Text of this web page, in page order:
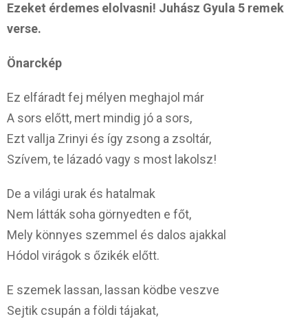
Ezeket érdemes elolvasni! Juhász Gyula 5 remek
verse.
Önarckép
Ez elfáradt fej mélyen meghajol már
A sors előtt, mert mindig jó a sors,
Ezt vallja Zrinyi és így zsong a zsoltár,
Szívem, te lázadó vagy s most lakolsz!
De a világi urak és hatalmak
Nem látták soha görnyedten e főt,
Mely könnyes szemmel és dalos ajakkal
Hódol virágok s őzikék előtt.
E szemek lassan, lassan ködbe veszve
Sejtik csupán a földi tájakat,